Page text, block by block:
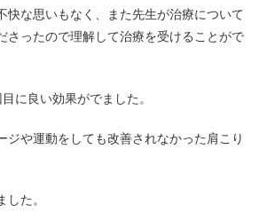
快な思いもなく、また先生が治療について
さったので理解して治療を受けることがで
に良い効果がでました。
ジや運動をしても改善されなかった肩こり
した。